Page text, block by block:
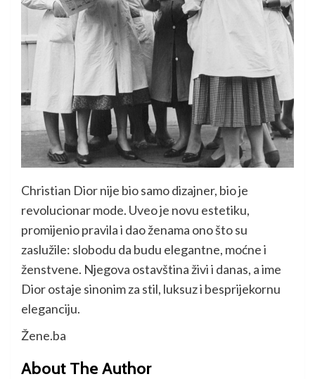
Christian Dior nije bio samo dizajner, bio je
revolucionar mode. Uveo je novu estetiku,
promijenio pravila i dao ženama ono što su
zaslužile: slobodu da budu elegantne, moćne i
ženstvene. Njegova ostavština živi i danas, a ime
Dior ostaje sinonim za stil, luksuz i besprijekornu
eleganciju.
Žene.ba
About The Author